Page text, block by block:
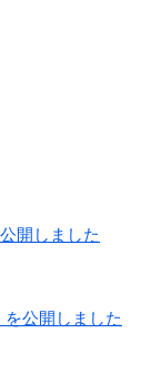
開しました
公開しました